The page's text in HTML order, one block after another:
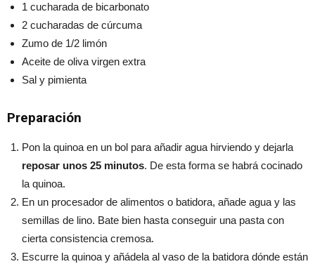
1 cucharada de bicarbonato
2 cucharadas de cúrcuma
Zumo de 1/2 limón
Aceite de oliva virgen extra
Sal y pimienta
Preparación
Pon la quinoa en un bol para añadir agua hirviendo y dejarla
reposar unos 25 minutos. De esta forma se habrá cocinado
la quinoa.
En un procesador de alimentos o batidora, añade agua y las
semillas de lino. Bate bien hasta conseguir una pasta con
cierta consistencia cremosa.
Escurre la quinoa y añádela al vaso de la batidora dónde están